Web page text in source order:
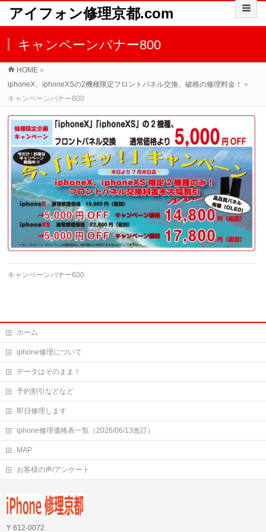
アイフォン修理京都.com
キャンペーンバナー800
HOME »
iphoneX、iphoneXSの2機種限定フロントパネル交換、破格の修理料金！ »
キャンペーンバナー800
キャンペーンバナー600
ホーム
iphone修理について
データはそのまま！
予約割引などなど
即日修理します
iphone修理価格表一覧（2026/06/13改訂）
MAP
お客様の声/アンケート
〒612-0072